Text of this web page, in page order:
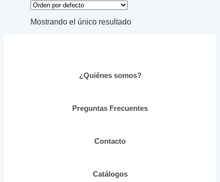
tiene
variantes.
en
producto
Mostrando el único resultado
¿Quiénes somos?
Preguntas Frecuentes
Contacto
Catálogos